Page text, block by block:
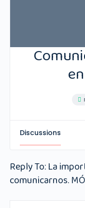
Discussions
Reply To: La
comunicarnos.